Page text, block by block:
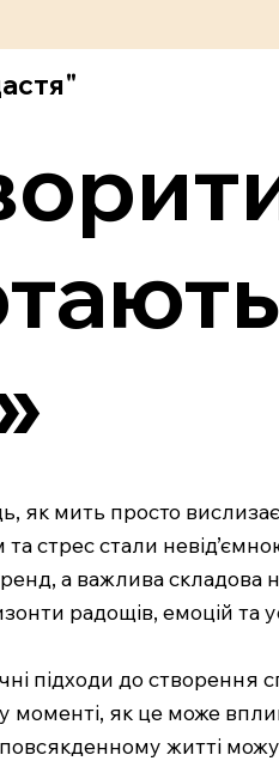
як мить просто
стрес стали
а важлива складова
радощів, емоцій
підходи до створення
як це може
повсякденному житті